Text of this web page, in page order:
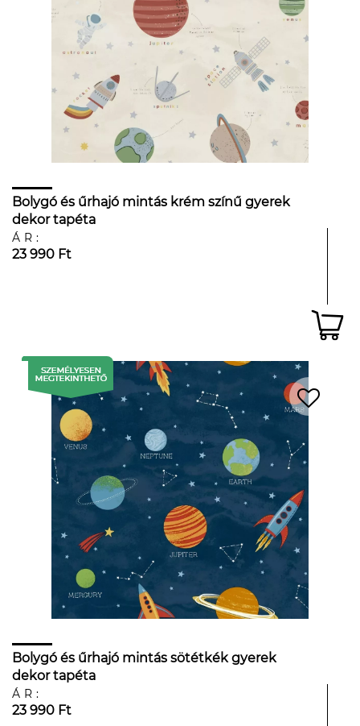
Bolygó és űrhajó mintás krém színű gyerek
dekor tapéta
ÁR:
23 990 Ft
Bolygó és űrhajó mintás sötétkék gyerek
dekor tapéta
ÁR:
23 990 Ft